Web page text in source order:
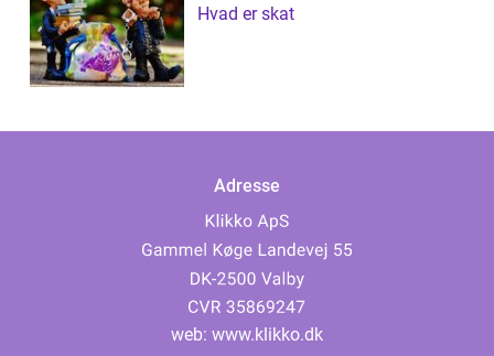
Hvad er skat
Adresse
web: www.klikko.dk